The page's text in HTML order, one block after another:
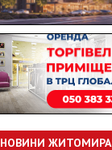
НОВИНИ ЖИТОМИРА